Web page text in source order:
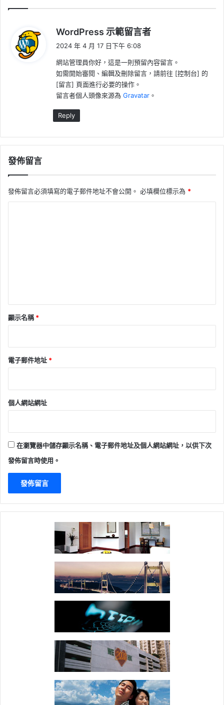
WordPress 示範留言者
2024 年 4 月 17 日下午 6:08
網站管理員你好，這是一則預留內容留言。
如需開始審閱、編輯及刪除留言，請前往 [控制台] 的
[留言] 頁面進行必要的操作。
留言者個人頭像來源為 Gravatar 。
Reply
發佈留言
發佈留言必須填寫的電子郵件地址不會公開。 必填欄位標示為 *
顯示名稱*
電子郵件地址 *
個人網站網址
在瀏覽器中儲存顯示名稱、電子郵件地址及個人網站網址，以供下次
發佈留言時使用。